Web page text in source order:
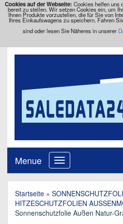
Cookies auf der Webseite: Cookies helfen uns
bereit zu stellen. Wir setzen Cookies ein, um
Ihnen Produkte vorzustellen, die für Sie von
Ihres Einkaufswagens zu speichern. Fahren
sind oder lesen Sie Näheres in unserer
Menue
Startseite »
HITZESCHUTZFOLIEN
Sonnenschutzfolie Außen Natur-